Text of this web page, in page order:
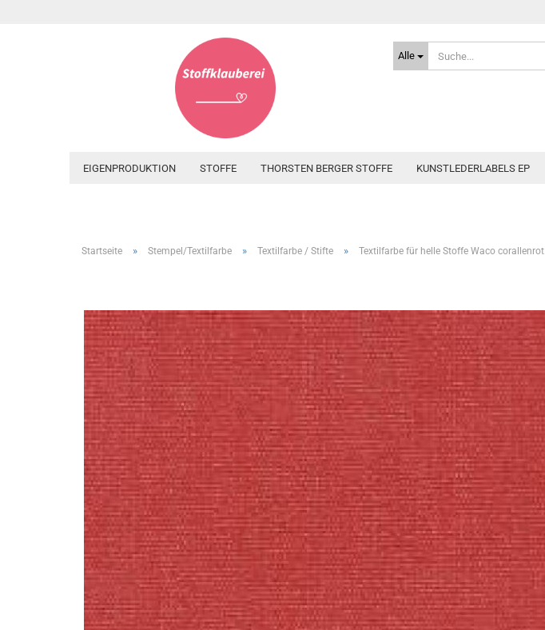
Alle
EIGENPRODUKTION STOFFE THORSTEN BERGER STOFFE KUNSTLEDERLABELS EP
Startseite » Stempel/Textilfarbe » Textilfarbe / Stifte » Textilfarbe für helle Stoffe Waco corallenrot